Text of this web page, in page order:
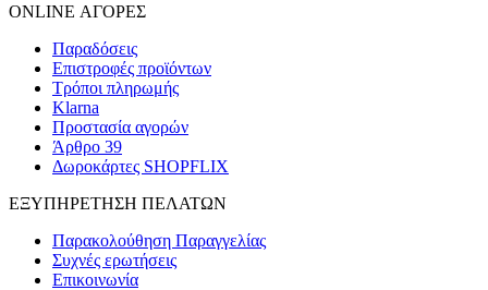
ONLINE ΑΓΟΡΕΣ
Παραδόσεις
Επιστροφές προϊόντων
Τρόποι πληρωμής
Klarna
Προστασία αγορών
Άρθρο 39
Δωροκάρτες SHOPFLIX
ΕΞΥΠΗΡΕΤΗΣΗ ΠΕΛΑΤΩΝ
Παρακολούθηση Παραγγελίας
Συχνές ερωτήσεις
Επικοινωνία